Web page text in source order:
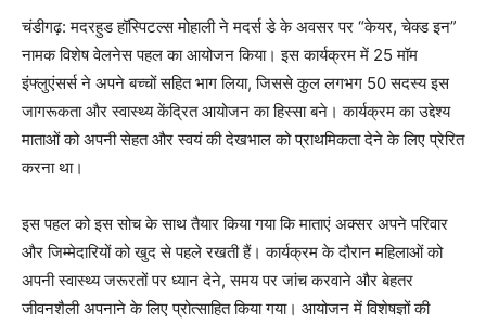
चंडीगढ़: मदरहुड हॉस्पिटल्स मोहाली ने मदर्स डे के अवसर पर “केयर, चेक्ड इन”
नामक विशेष वेलनेस पहल का आयोजन किया। इस कार्यक्रम में 25 मॉम
इंफ्लुएंसर्स ने अपने बच्चों सहित भाग लिया, जिससे कुल लगभग 50 सदस्य इस
जागरूकता और स्वास्थ्य केंद्रित आयोजन का हिस्सा बने। कार्यक्रम का उद्देश्य
माताओं को अपनी सेहत और स्वयं की देखभाल को प्राथमिकता देने के लिए प्रेरित
करना था।
इस पहल को इस सोच के साथ तैयार किया गया कि माताएं अक्सर अपने परिवार
और जिम्मेदारियों को खुद से पहले रखती हैं। कार्यक्रम के दौरान महिलाओं को
अपनी स्वास्थ्य जरूरतों पर ध्यान देने, समय पर जांच करवाने और बेहतर
जीवनशैली अपनाने के लिए प्रोत्साहित किया गया। आयोजन में विशेषज्ञों की